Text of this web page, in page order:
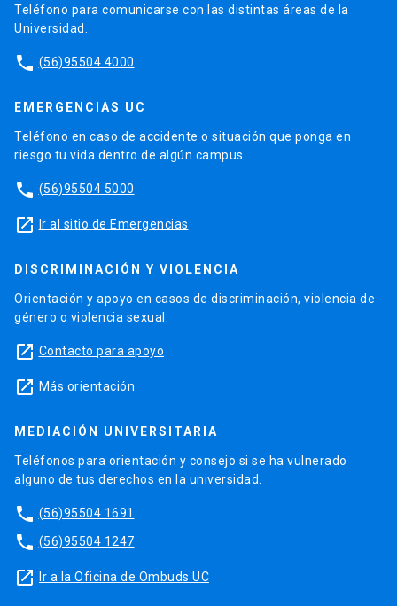
Teléfono para comunicarse con las distintas áreas de la
Universidad.
phone (56)95504 4000
EMERGENCIAS UC
Teléfono en caso de accidente o situación que ponga en
riesgo tu vida dentro de algún campus.
phone (56)95504 5000
launch Ir al sitio de Emergencias
DISCRIMINACIÓN Y VIOLENCIA
Orientación y apoyo en casos de discriminación, violencia de
género o violencia sexual.
launch Contacto para apoyo
launch Más orientación
MEDIACIÓN UNIVERSITARIA
Teléfonos para orientación y consejo si se ha vulnerado
alguno de tus derechos en la universidad.
phone (56)95504 1691
phone (56)95504 1247
launch Ir a la Oficina de Ombuds UC